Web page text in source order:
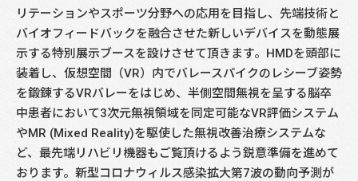
リテーションやスポーツ分野への応用を目指し、先端技術と
バイオフィードバックを融合させた新しいデバイスを動態展
示する特別展示ブースを設けさせて頂きます。HMDを頭部に
装着し、仮想空間（VR）内でバレースパイクのレシーブ姿勢
を鍛錬するVRバレーをはじめ、半側空間無視を呈する脳卒
中患者において3次元無視領域を同定可能なVR評価システム
やMR (Mixed Reality)を駆使した無視改善治療システムな
ど、最先端リハビリ機器もご覧頂けるよう鋭意準備を進めて
おります。新型コロナウィルス感染拡大第7波の動向予測が